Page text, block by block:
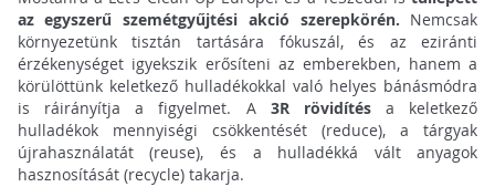
az egyszerű szemétgyűjtési akció szerepkörén. Nemcsak
környezetünk tisztán tartására fókuszál, és az eziránti
érzékenységet igyekszik erősíteni az emberekben, hanem a
körülöttünk keletkező hulladékokkal való helyes bánásmódra
is ráirányítja a figyelmet. A3R rövidítésa keletkező
hulladékok mennyiségi csökkentését (reduce), a tárgyak
újrahasználatát (reuse), és a hulladékká vált anyagok
hasznosítását (recycle) takarja.